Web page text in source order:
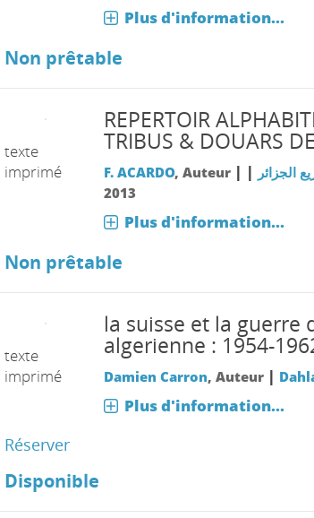
Plus d'information...
Non prêtable
texte
imprimé
REPERTOIR
TRIBUS & DOUARS
F. ACARDO, Auteur | الجزائر |
2013
Plus d'information...
Non prêtable
texte
imprimé
la suisse et la guerre
algerienne : 1954-
Damien Carron, Auteur |
Plus d'information...
Réserver
Disponible